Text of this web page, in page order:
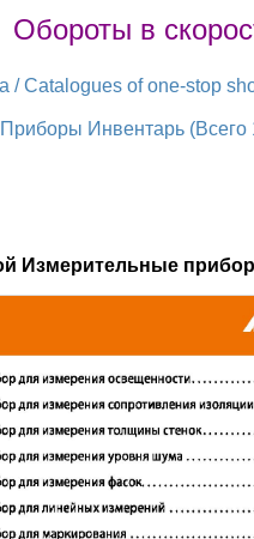
Обороты в
/ Catalogues of one-stop
Инвентарь (Всего
Измерительные